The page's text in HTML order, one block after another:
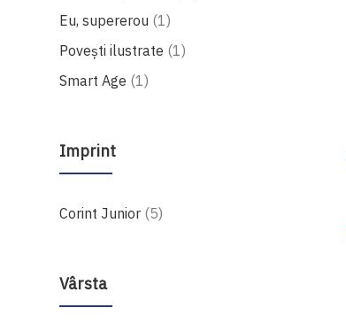
Eu, supererou 1produs
Povești ilustrate 1produs
Smart Age 1produs
Imprint
Corint Junior 5produse
Vârsta